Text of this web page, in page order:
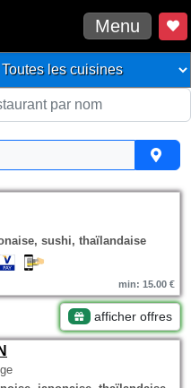
Menu
sushi, thaïlandaise
min: 15.00 €
afficher offres